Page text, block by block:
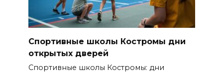
Спортивные школы Костромы дни
открытых дверей
Спортивные школы Костромы: дни